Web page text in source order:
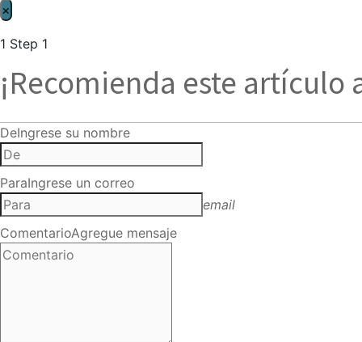
×
1 Step 1
¡Recomienda este artículo
DeIngrese su nombre
ParaIngrese un correo
email
ComentarioAgregue mensaje